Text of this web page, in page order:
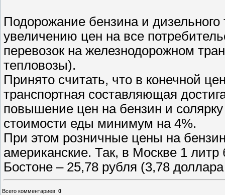
Подорожание бензина и
увеличению цен на все
перевозок на железнодорожном
тепловозы).
Принято считать, что в конечной
транспортная составляющая
повышение цен на бензин и
стоимости еды минимум на 4%.
При этом розничные цены на
американские. Так, в Москве 1
Бостоне – 25,78 рубля (3,78
Всего комментариев: 0